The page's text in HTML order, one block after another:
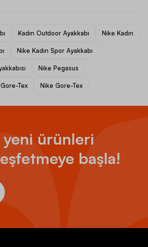
Kadın Outdoor Ayakkabı Nike Kadın
Nike Kadın Spor Ayakkabı
Nike Pegasus
Tex Nike Gore-Tex
yeni ürünleri
başla!